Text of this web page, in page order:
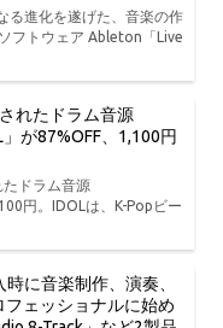
る進化を遂げた、音楽の作
フトウェア Ableton「Live
れたドラム音源
が87%OFF、1,100円
たドラム音源
円。IDOLは、K-Popビー
に音楽制作、演奏、
ェッショナルに始め